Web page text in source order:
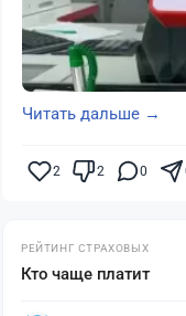
Читать дальше →
2 2 0
РЕЙТИНГ СТРАХОВЫХ
Кто чаще платит